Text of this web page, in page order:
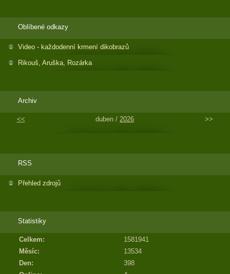
Oblíbené odkazy
Video - každodenní krmení dikobrazů
Rikouš, Aruška, Rozárka
Archiv
<< duben / 2026 >>
RSS
Přehled zdrojů
Statistiky
Celkem:
1581941
Měsíc:
13534
Den:
398